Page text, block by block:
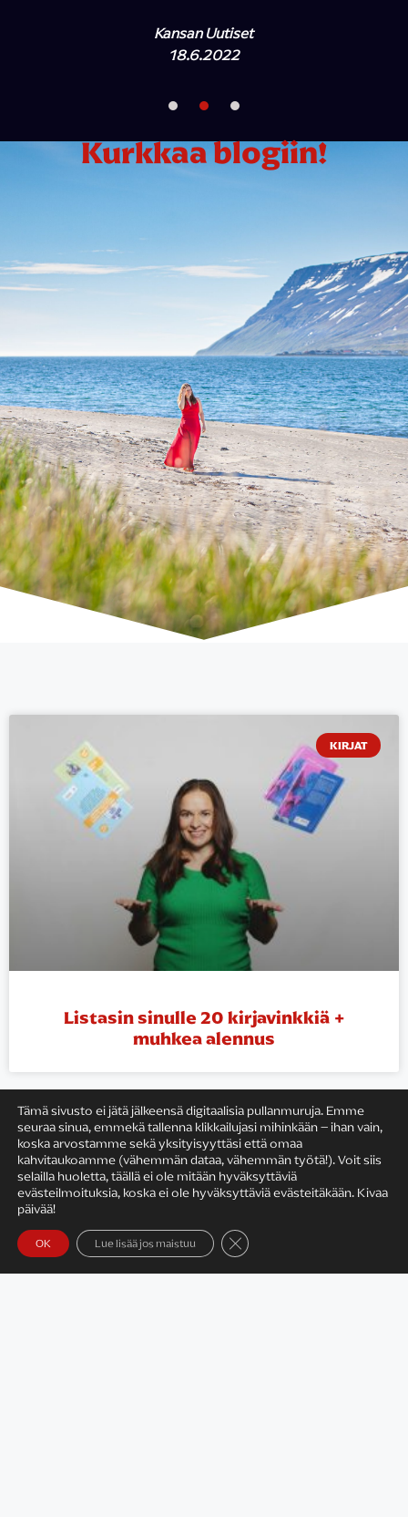
Kansan Uutiset
18.6.2022
Kurkkaa blogiin!
KIRJAT
Listasin sinulle 20 kirjavinkkiä +
muhkea alennus
KIRJAILIJAN TYÖ
Tämä sivusto ei jätä jälkeensä digitaalisia pullanmuruja. Emme
seuraa sinua, emmekä tallenna klikkailujasi mihinkään – ihan vain,
koska arvostamme sekä yksityisyyttäsi että omaa
kahvitaukoamme (vähemmän dataa, vähemmän työtä!). Voit siis
selailla huoletta, täällä ei ole mitään hyväksyttäviä
evästeilmoituksia, koska ei ole hyväksyttäviä evästeitäkään. Kivaa
päivää!
OK Lue lisää jos maistuu Sulje evästebanneri